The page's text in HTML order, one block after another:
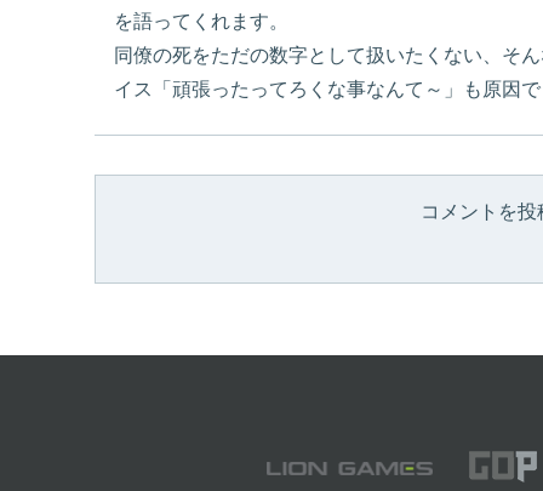
を語ってくれます。
同僚の死をただの数字として扱いたくない、そ
イス「頑張ったってろくな事なんて～」も原因
コメントを